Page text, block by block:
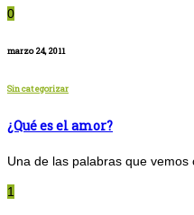
0
marzo 24, 2011
Sin categorizar
¿Qué es el amor?
Una de las palabras que
1